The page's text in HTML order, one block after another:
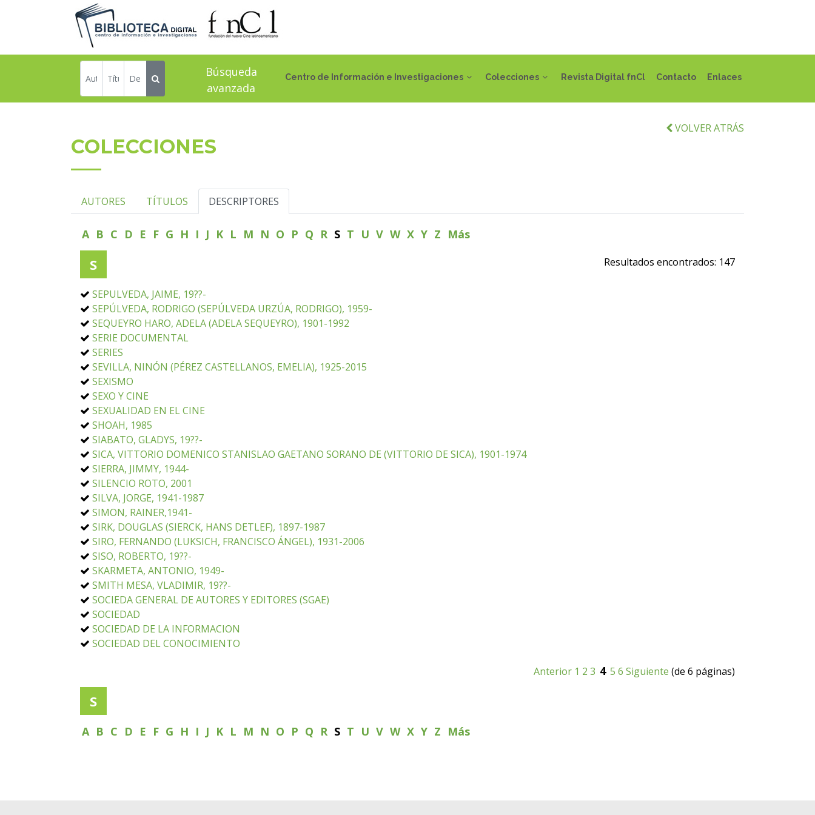
Centro de Información e Investigaciones Colecciones Revista Digital fnCl Contacto Enlaces
Búsqueda
avanzada
VOLVER ATRÁS
COLECCIONES
AUTORES TÍTULOS DESCRIPTORES
A B C D E F G H I J K L M N O P Q R S T U V W X Y Z Más
S Resultados encontrados: 147
SEPULVEDA, JAIME, 19??-
SEPÚLVEDA, RODRIGO (SEPÚLVEDA URZÚA, RODRIGO), 1959-
SEQUEYRO HARO, ADELA (ADELA SEQUEYRO), 1901-1992
SERIE DOCUMENTAL
SERIES
SEVILLA, NINÓN (PÉREZ CASTELLANOS, EMELIA), 1925-2015
SEXISMO
SEXO Y CINE
SEXUALIDAD EN EL CINE
SHOAH, 1985
SIABATO, GLADYS, 19??-
SICA, VITTORIO DOMENICO STANISLAO GAETANO SORANO DE (VITTORIO DE SICA), 1901-1974
SIERRA, JIMMY, 1944-
SILENCIO ROTO, 2001
SILVA, JORGE, 1941-1987
SIMON, RAINER,1941-
SIRK, DOUGLAS (SIERCK, HANS DETLEF), 1897-1987
SIRO, FERNANDO (LUKSICH, FRANCISCO ÁNGEL), 1931-2006
SISO, ROBERTO, 19??-
SKARMETA, ANTONIO, 1949-
SMITH MESA, VLADIMIR, 19??-
SOCIEDA GENERAL DE AUTORES Y EDITORES (SGAE)
SOCIEDAD
SOCIEDAD DE LA INFORMACION
SOCIEDAD DEL CONOCIMIENTO
Anterior 1 2 3 4 5 6 Siguiente (de 6 páginas)
S
A B C D E F G H I J K L M N O P Q R S T U V W X Y Z Más